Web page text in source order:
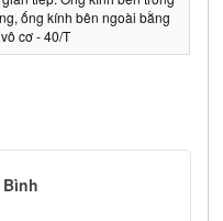
ống kính bên ngoài bằng
cơ - 40/T